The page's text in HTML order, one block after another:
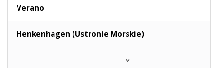
Verano
Henkenhagen (Ustronie Morskie)